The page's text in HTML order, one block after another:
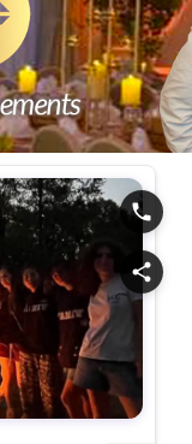
phone
share